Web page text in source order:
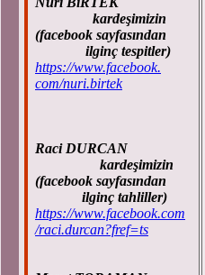
kardeşimizin
(facebook sayfasından
ilginç tespitler)
https://www.facebook.
com/nuri.birtek
Raci DURCAN
kardeşimizin
(facebook sayfasından
ilginç tahliller)
https://www.facebook.com
/raci.durcan?fref=ts